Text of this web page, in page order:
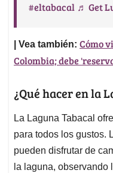
#eltabacal ♬ Get
| Vea también: Cómo
Colombia; debe
¿Qué hacer en la
La Laguna Tabacal
para todos los gustos.
pueden disfrutar de
la laguna, observando